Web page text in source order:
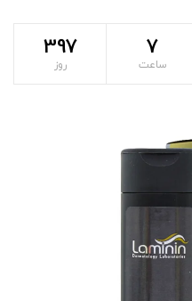
397
روز
7
ساعت